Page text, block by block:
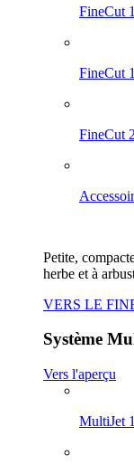
FineCut
FineCut
FineCut
Petite,
herbe et à
VERS LE
Système
Vers l'aperçu
MultiJet